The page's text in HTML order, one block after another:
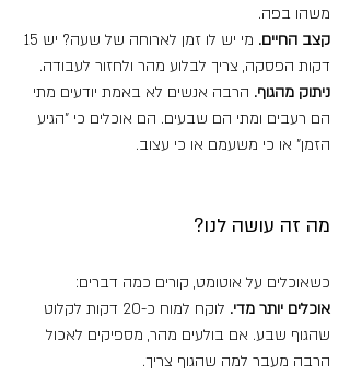
משהו בפה.
קצב החיים.
דקות הפסקה, צריך לבלוע מהר ולחזור לעבודה.
ניתוק מהגוף. הרבה אנשים לא באמת יודעים מתי
הם רעבים ומתי הם שבעים. הם אוכלים כי "הגיע
הזמן" או כי משעמם או כי עצוב.
מה זה עושה לנו?
כשאוכלים על אוטומט, קורים כמה דברים:
אוכלים יותר מדי.
לוקח למוח כ-20 דקות לקלוט
שהגוף שבע. אם בולעים מהר, מספיקים לאכול
הרבה מעבר למה שהגוף צריך.